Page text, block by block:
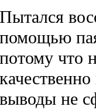
Пытался
помощью
потому что
выводы не